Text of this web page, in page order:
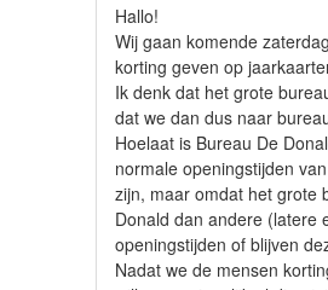
Hallo!
Wij gaan komende
korting geven op
Ik denk dat het grote
dat we dan dus naar
Hoelaat is Bureau De
normale openingstijden
zijn, maar omdat het grote
Donald dan andere (latere
openingstijden of blijven
Nadat we de mensen